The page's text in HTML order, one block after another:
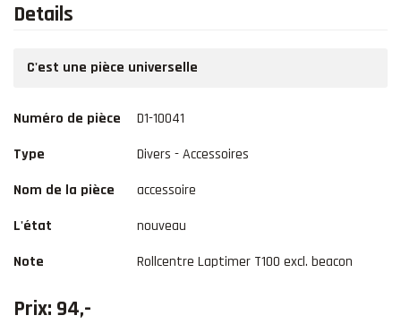
Details
C'est une pièce universelle
Numéro de pièce
D1-10041
Type
Divers - Accessoires
Nom de la pièce
accessoire
L'état
nouveau
Note
Rollcentre Laptimer T100 excl. beacon
Prix: 94,-